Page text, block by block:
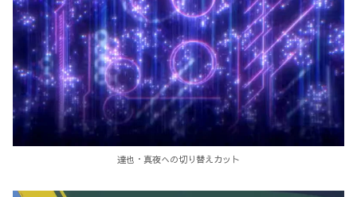
達也・真夜への切り替えカット